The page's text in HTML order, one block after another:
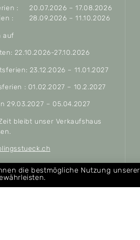
: 20.07.2026 – 17.08.2026
: 28.09.2026 – 11.10.2026
auf
22.10.2026-27.10.2026
23.12.2026 – 11.01.2027
: 01.02.2027 – 10.2.2027
29.03.2027 – 05.04.2027
bleibt unser Verkaufshaus
Geschäftsbedingungen
die bestmögliche Nutzung unserer